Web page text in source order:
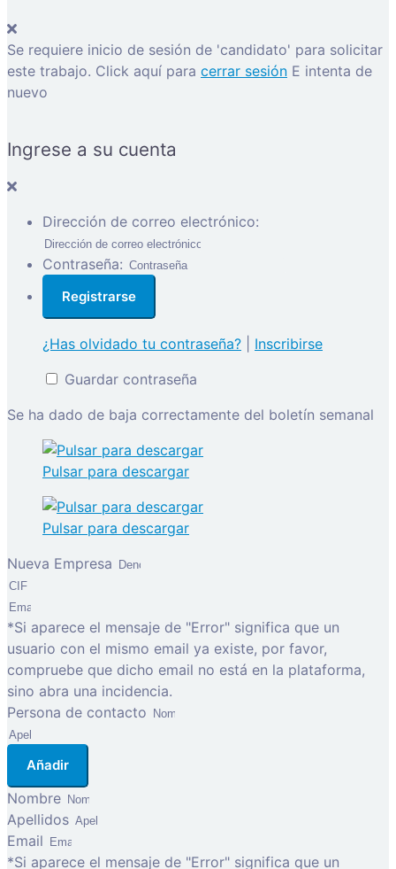
Se requiere inicio de sesión de 'candidato' para solicitar
este trabajo. Click aquí para cerrar sesión E intenta de
nuevo
Ingrese a su cuenta
Dirección de correo electrónico:
Contraseña:
¿Has olvidado tu contraseña?
Inscribirse
Guardar contraseña
Se ha dado de baja correctamente del boletín semanal
Pulsar para descargar
Pulsar para descargar
Nueva Empresa
*Si aparece el mensaje de "Error" significa que un
usuario con el mismo email ya existe, por favor,
compruebe que dicho email no está en la plataforma,
sino abra una incidencia.
Persona de contacto
Añadir
Nombre
Apellidos
Email
*Si aparece el mensaje de "Error" significa que un